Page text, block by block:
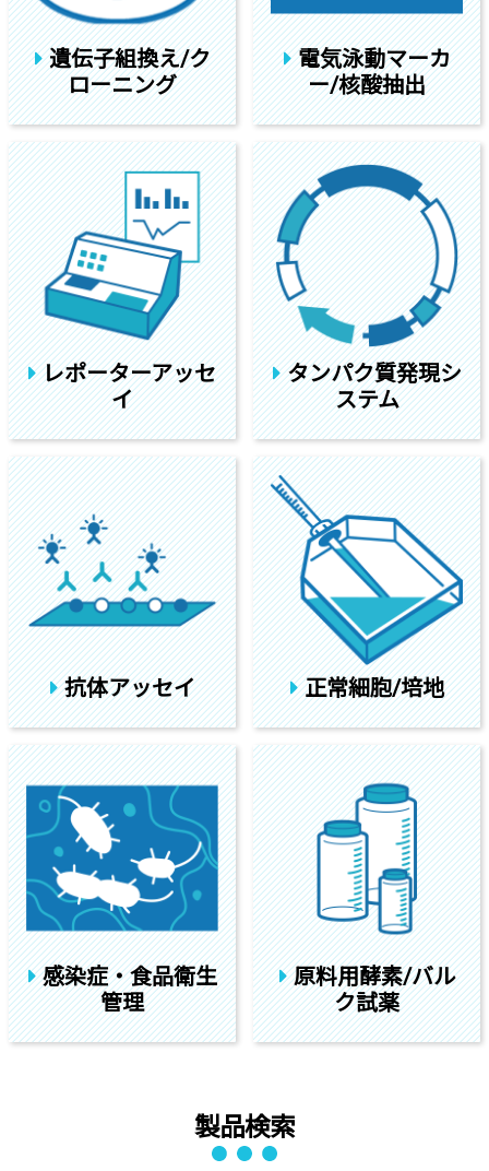
遺伝子組換え/ク
ローニング
電気泳動マーカ
ー/核酸抽出
レポーターアッセ
イ
タンパク質発現シ
ステム
抗体アッセイ 正常細胞/培地
感染症・食品衛生
管理
原料用酵素/バル
ク試薬
製品検索